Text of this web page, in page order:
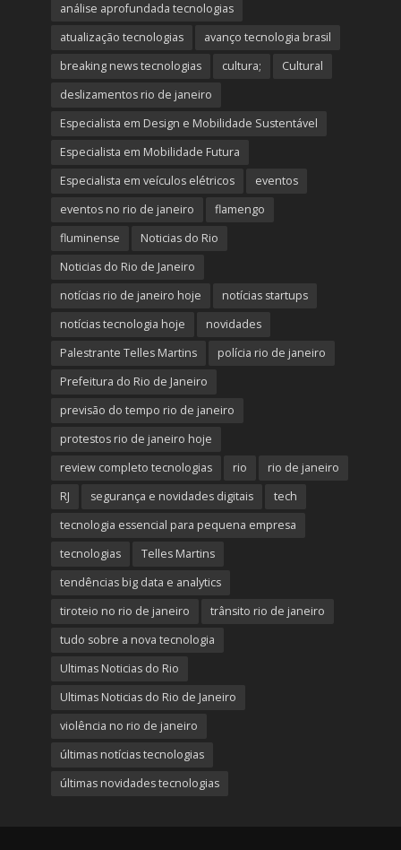
análise aprofundada tecnologias
atualização tecnologias
avanço tecnologia brasil
breaking news tecnologias
cultura;
Cultural
deslizamentos rio de janeiro
Especialista em Design e Mobilidade Sustentável
Especialista em Mobilidade Futura
Especialista em veículos elétricos
eventos
eventos no rio de janeiro
flamengo
fluminense
Noticias do Rio
Noticias do Rio de Janeiro
notícias rio de janeiro hoje
notícias startups
notícias tecnologia hoje
novidades
Palestrante Telles Martins
polícia rio de janeiro
Prefeitura do Rio de Janeiro
previsão do tempo rio de janeiro
protestos rio de janeiro hoje
review completo tecnologias
rio
rio de janeiro
RJ
segurança e novidades digitais
tech
tecnologia essencial para pequena empresa
tecnologias
Telles Martins
tendências big data e analytics
tiroteio no rio de janeiro
trânsito rio de janeiro
tudo sobre a nova tecnologia
Ultimas Noticias do Rio
Ultimas Noticias do Rio de Janeiro
violência no rio de janeiro
últimas notícias tecnologias
últimas novidades tecnologias